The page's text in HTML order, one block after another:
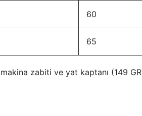
60
65
zabiti ve yat kaptanı (149